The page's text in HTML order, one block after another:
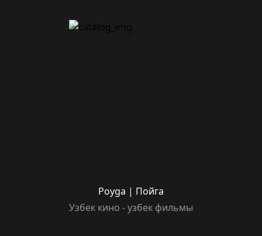
Poyga | Пойга
Узбек кино - узбек фильмы